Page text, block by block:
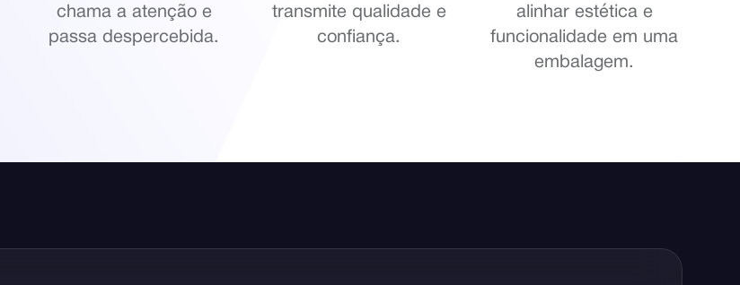
chama a atenção e
passa despercebida.
transmite qualidade e
confiança.
alinhar estética e
funcionalidade em uma
embalagem.